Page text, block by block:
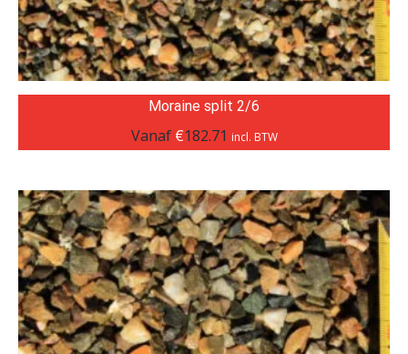
Moraine split 2/6
Vanaf €182.71 incl. BTW